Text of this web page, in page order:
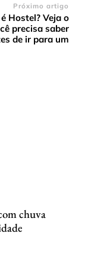
Próximo artigo
Hostel? Veja o
precisa saber
de ir para um
chuva